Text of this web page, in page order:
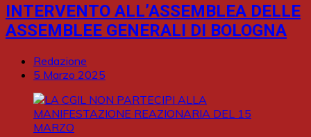
INTERVENTO ALL’ASSEMBLEA DELLE
ASSEMBLEE GENERALI DI BOLOGNA
Redazione
5 Marzo 2025